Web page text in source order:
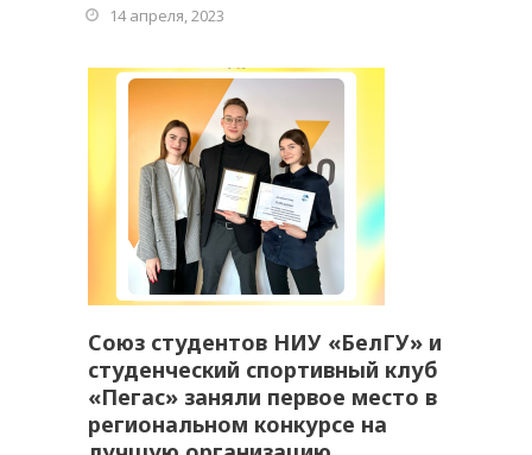
14 апреля, 2023
Союз студентов НИУ «БелГУ» и
студенческий спортивный клуб
«Пегас» заняли первое место в
региональном конкурсе на